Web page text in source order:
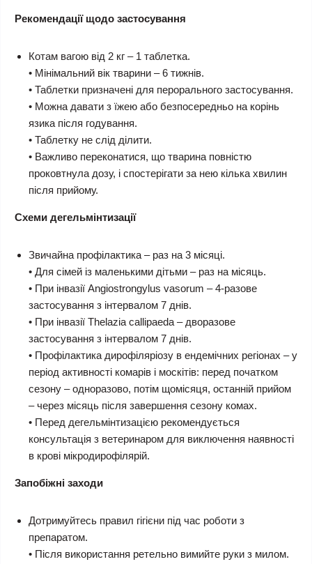
Рекомендації щодо застосування
Котам вагою від 2 кг – 1 таблетка.
• Мінімальний вік тварини – 6 тижнів.
• Таблетки призначені для перорального застосування.
• Можна давати з їжею або безпосередньо на корінь
язика після годування.
• Таблетку не слід ділити.
• Важливо переконатися, що тварина повністю
проковтнула дозу, і спостерігати за нею кілька хвилин
після прийому.
Схеми дегельмінтизації
Звичайна профілактика – раз на 3 місяці.
• Для сімей із маленькими дітьми – раз на місяць.
• При інвазії Angiostrongylus vasorum – 4-разове
застосування з інтервалом 7 днів.
• При інвазії Thelazia callipaeda – дворазове
застосування з інтервалом 7 днів.
• Профілактика дирофіляріозу в ендемічних регіонах – у
період активності комарів і москітів: перед початком
сезону – одноразово, потім щомісяця, останній прийом
– через місяць після завершення сезону комах.
• Перед дегельмінтизацією рекомендується
консультація з ветеринаром для виключення наявності
в крові мікродирофілярій.
Запобіжні заходи
Дотримуйтесь правил гігієни під час роботи з
препаратом.
• Після використання ретельно вимийте руки з милом.